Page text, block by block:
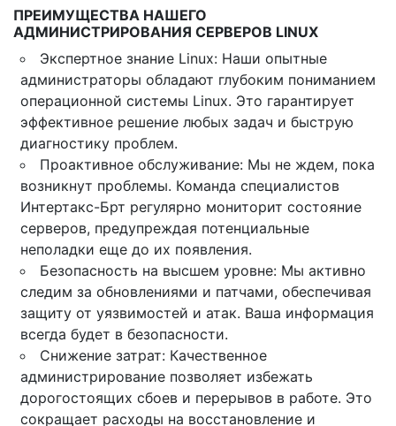
ПРЕИМУЩЕСТВА НАШЕГО
АДМИНИСТРИРОВАНИЯ СЕРВЕРОВ LINUX
Экспертное знание Linux: Наши опытные
администраторы обладают глубоким пониманием
операционной системы Linux. Это гарантирует
эффективное решение любых задач и быструю
диагностику проблем.
Проактивное обслуживание: Мы не ждем, пока
возникнут проблемы. Команда специалистов
Интертакс-Брт регулярно мониторит состояние
серверов, предупреждая потенциальные
неполадки еще до их появления.
Безопасность на высшем уровне: Мы активно
следим за обновлениями и патчами, обеспечивая
защиту от уязвимостей и атак. Ваша информация
всегда будет в безопасности.
Снижение затрат: Качественное
администрирование позволяет избежать
дорогостоящих сбоев и перерывов в работе. Это
сокращает расходы на восстановление и